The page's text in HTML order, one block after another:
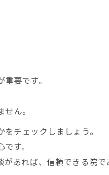
要です。
ん。
チェックしましょう。
す。
あれば、信頼できる院で